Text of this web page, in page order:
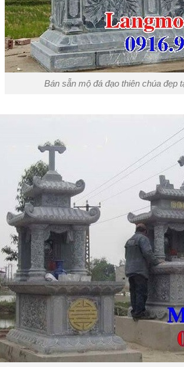
Bán sẵn mộ đá đạo thiên chúa đẹp